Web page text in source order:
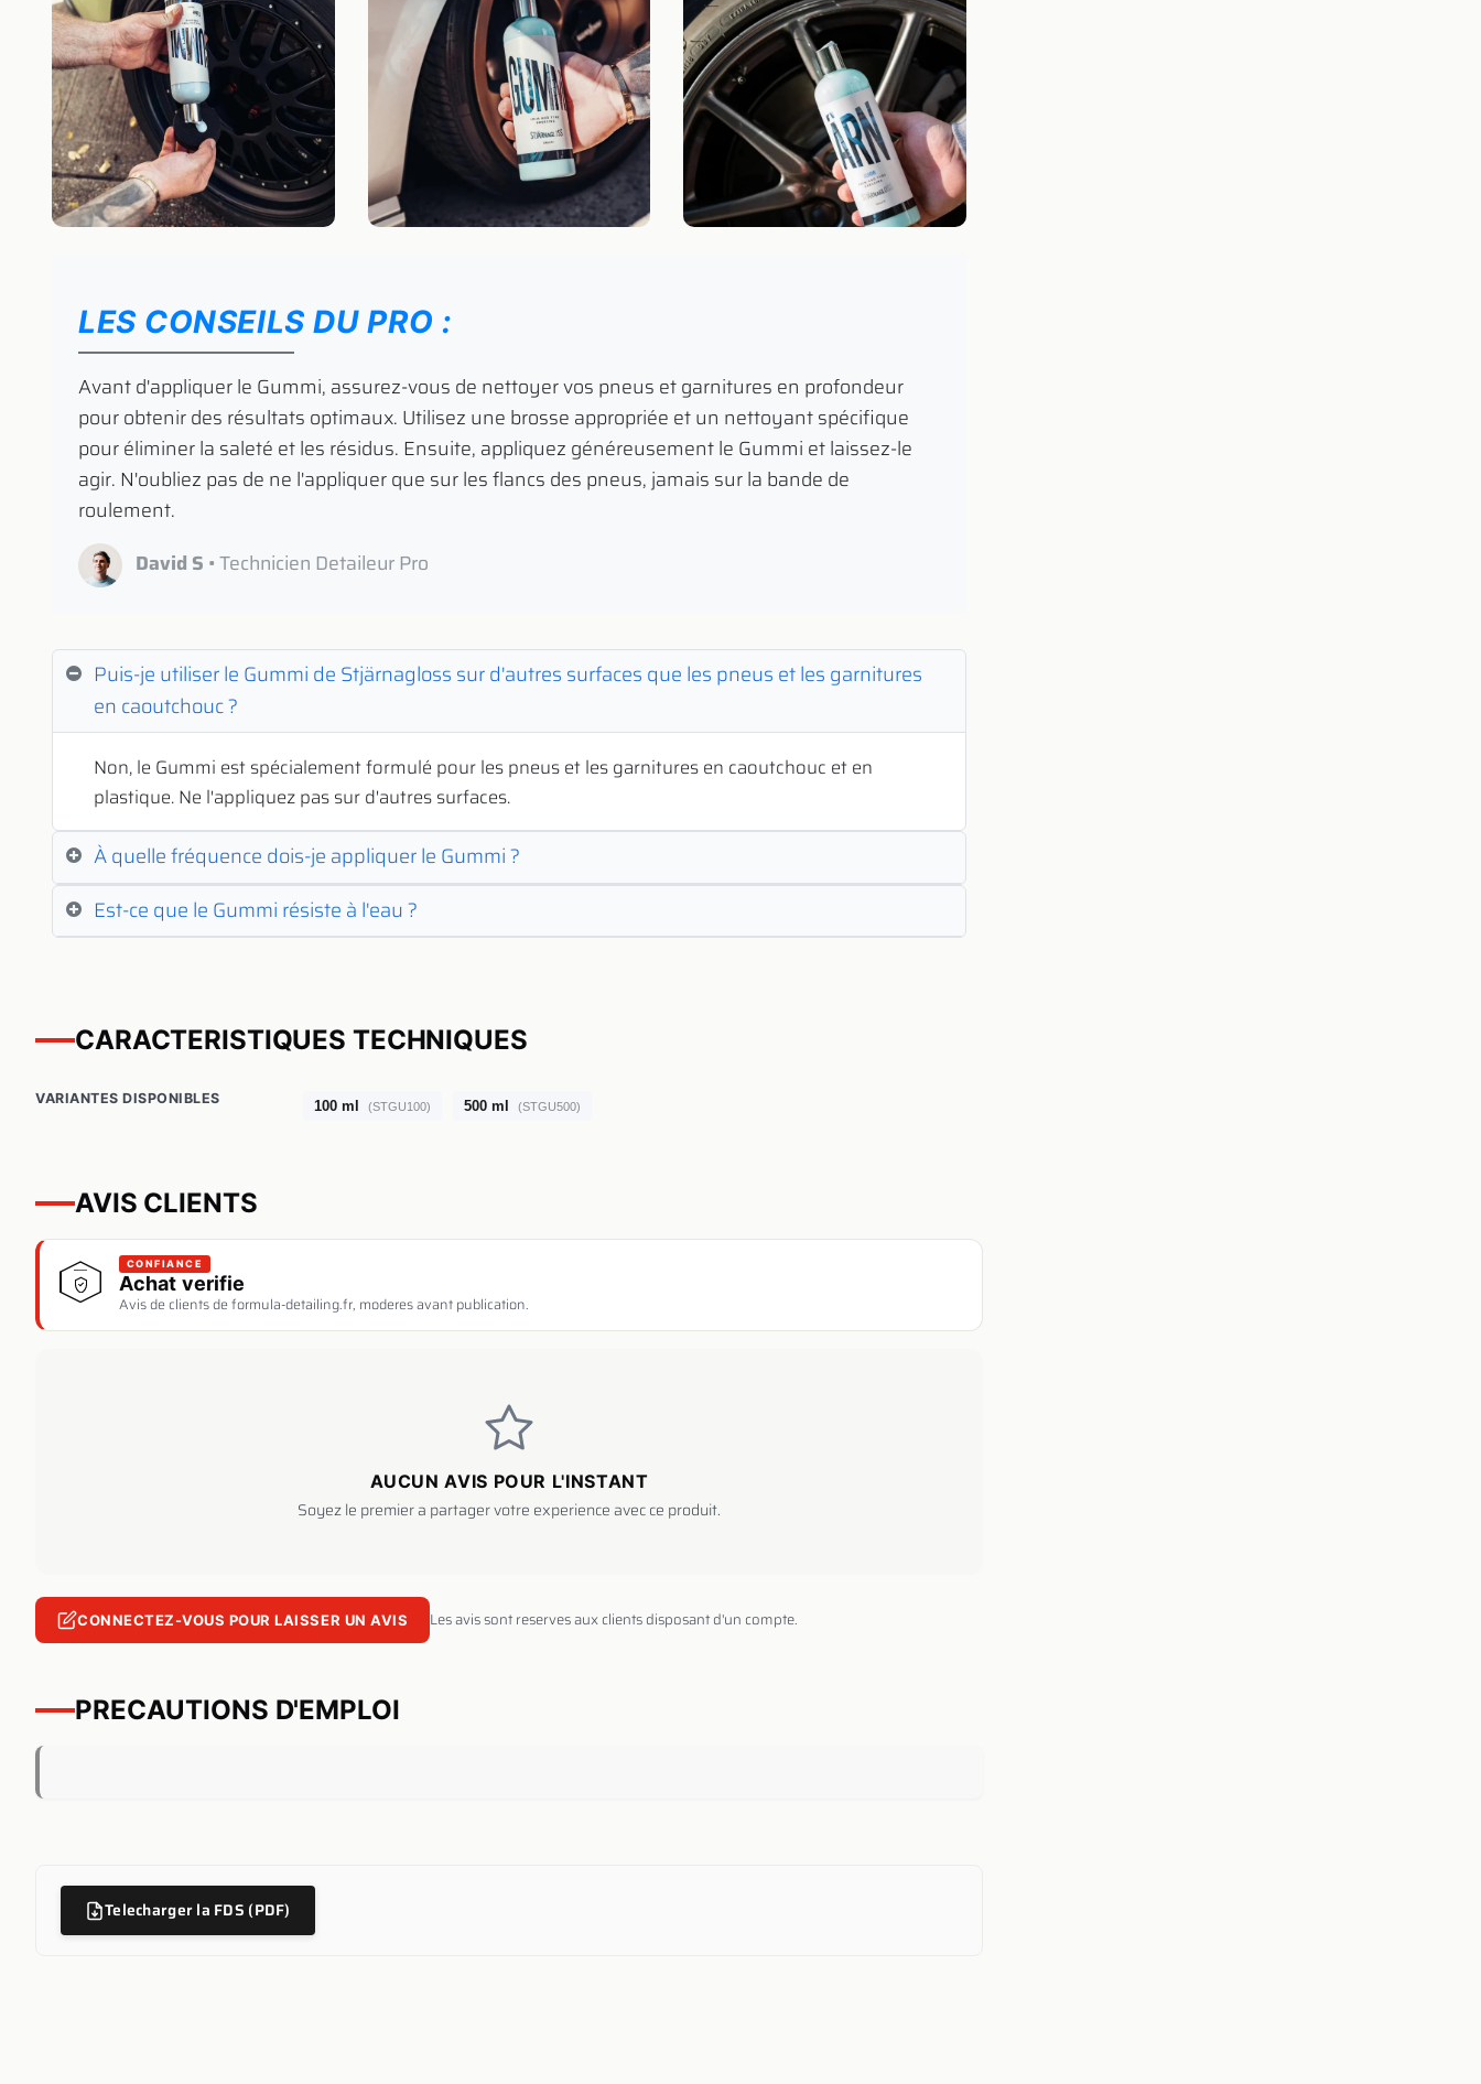
LES CONSEILS DU PRO :
​ Avant d'appliquer le Gummi, assurez-vous de nettoyer vos pneus et garnitures en profondeur
pour obtenir des résultats optimaux. Utilisez une brosse appropriée et un nettoyant spécifique
pour éliminer la saleté et les résidus. Ensuite, appliquez généreusement le Gummi et laissez-le
agir. N'oubliez pas de ne l'appliquer que sur les flancs des pneus, jamais sur la bande de
roulement.
David S • Technicien Detaileur Pro
Puis-je utiliser le Gummi de Stjärnagloss sur d'autres surfaces que les pneus et les garnitures
en caoutchouc ?
Non, le Gummi est spécialement formulé pour les pneus et les garnitures en caoutchouc et en
plastique. Ne l'appliquez pas sur d'autres surfaces.
À quelle fréquence dois-je appliquer le Gummi ?
Est-ce que le Gummi résiste à l'eau ?
CARACTERISTIQUES TECHNIQUES
VARIANTES DISPONIBLES 100 ml (STGU100) 500 ml (STGU500)
AVIS CLIENTS
CONFIANCE
Achat verifie
Avis de clients de formula-detailing.fr, moderes avant publication.
AUCUN AVIS POUR L'INSTANT
Soyez le premier a partager votre experience avec ce produit.
CONNECTEZ-VOUS POUR LAISSER UN AVIS Les avis sont reserves aux clients disposant d'un compte.
PRECAUTIONS D'EMPLOI
Telecharger la FDS (PDF)